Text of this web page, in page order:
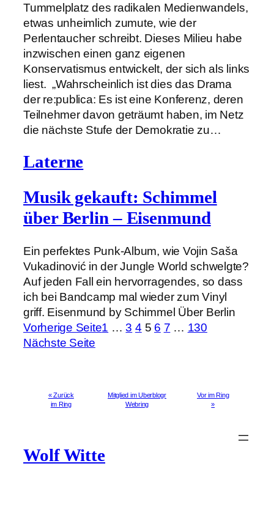
Tummelplatz des radikalen Medienwandels,
etwas unheimlich zumute, wie der
Perlentaucher schreibt. Dieses Milieu habe
inzwischen einen ganz eigenen
Konservatismus entwickelt, der sich als links
liest. „Wahrscheinlich ist dies das Drama
der re:publica: Es ist eine Konferenz, deren
Teilnehmer davon geträumt haben, im Netz
die nächste Stufe der Demokratie zu…
Laterne
Musik gekauft: Schimmel
über Berlin – Eisenmund
Ein perfektes Punk-Album, wie Vojin Saša
Vukadinović in der Jungle World schwelgte?
Auf jeden Fall ein hervorragendes, so dass
ich bei Bandcamp mal wieder zum Vinyl
griff. Eisenmund by Schimmel Über Berlin
Vorherige Seite1 … 3 4 5 6 7 … 130
Nächste Seite
« Zurück
im Ring
Mitglied im Uberblogr
Webring
Vor im Ring
»
Wolf Witte